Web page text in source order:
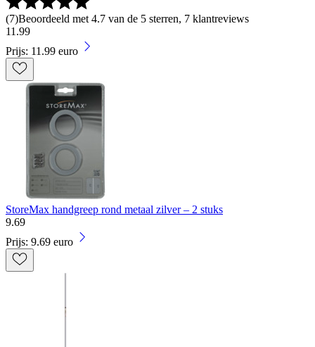
(7)Beoordeeld met 4.7 van de 5 sterren, 7 klantreviews
11 .99
Prijs: 11.99 euro
StoreMax handgreep rond metaal zilver – 2 stuks
9.69
Prijs: 9.69 euro